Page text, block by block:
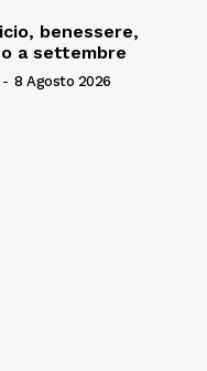
benessere,
a settembre
- 8 Agosto 2026